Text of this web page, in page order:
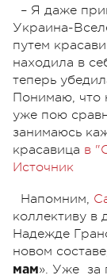
– Я даже
Украина-
путем
находила в
теперь
Понимаю, что
уже пою
занимаюсь
красавица в
Источник
Напомним,
коллективу в
Надежде
новом
мам». Уже за